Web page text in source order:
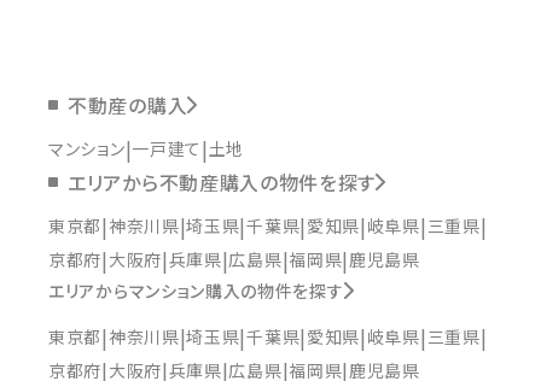
不動産の購入
マンション 一戸建て 土地
エリアから不動産購入の物件を探す
東京都 神奈川県 埼玉県 千葉県 愛知県 岐阜県 三重県
京都府 大阪府 兵庫県 広島県 福岡県 鹿児島県
エリアからマンション購入の物件を探す
東京都 神奈川県 埼玉県 千葉県 愛知県 岐阜県 三重県
京都府 大阪府 兵庫県 広島県 福岡県 鹿児島県